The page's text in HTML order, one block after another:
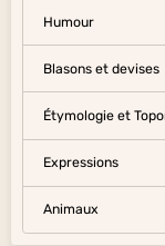
Humour
Blasons et devises
Étymologie et
Expressions
Animaux